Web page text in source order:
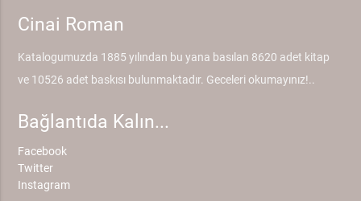
Cinai Roman
Katalogumuzda 1885 yılından bu yana basılan 8620 adet kitap
ve 10526 adet baskısı bulunmaktadır. Geceleri okumayınız!..
Bağlantıda Kalın...
Facebook
Twitter
Instagram